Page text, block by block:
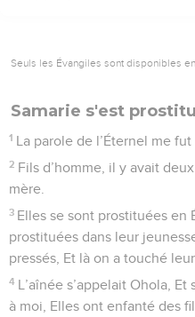
Seuls les Évangiles sont disponibles
Samarie s'est
1 La parole de l’Éternel me
2 Fils d’homme, il y avait
mère.
3 Elles se sont prostituées en
prostituées dans leur
pressés, Et là on a touché
4 L’aînée s’appelait Ohola,
à moi, Elles ont enfanté des